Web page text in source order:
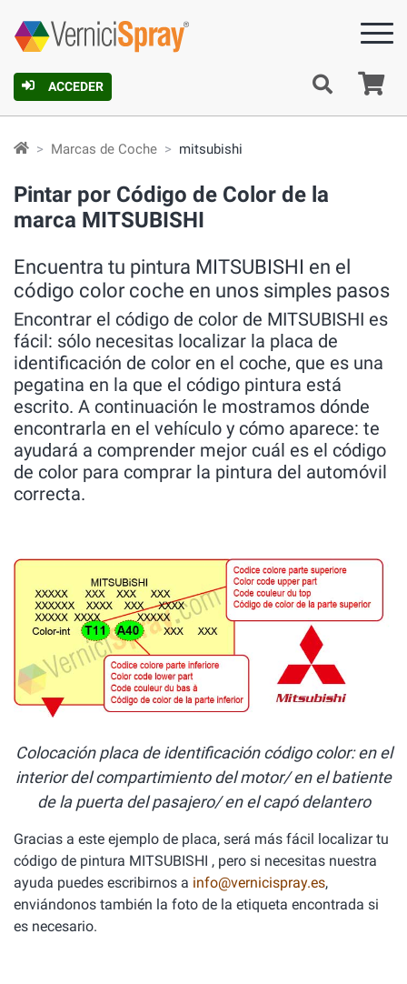
ACCEDER
Marcas de Coche mitsubishi
Pintar por Código de Color de la
marca MITSUBISHI
Encuentra tu pintura MITSUBISHI en el
código color coche en unos simples pasos
Encontrar el código de color de MITSUBISHI es
fácil: sólo necesitas localizar la placa de
identificación de color en el coche, que es una
pegatina en la que el código pintura está
escrito. A continuación le mostramos dónde
encontrarla en el vehículo y cómo aparece: te
ayudará a comprender mejor cuál es el código
de color para comprar la pintura del automóvil
correcta.
Colocación placa de identificación código color: en el
interior del compartimiento del motor/ en el batiente
de la puerta del pasajero/ en el capó delantero
Gracias a este ejemplo de placa, será más fácil localizar tu
código de pintura MITSUBISHI , pero si necesitas nuestra
ayuda puedes escribirnos a info@vernicispray.es,
enviándonos también la foto de la etiqueta encontrada si
es necesario.